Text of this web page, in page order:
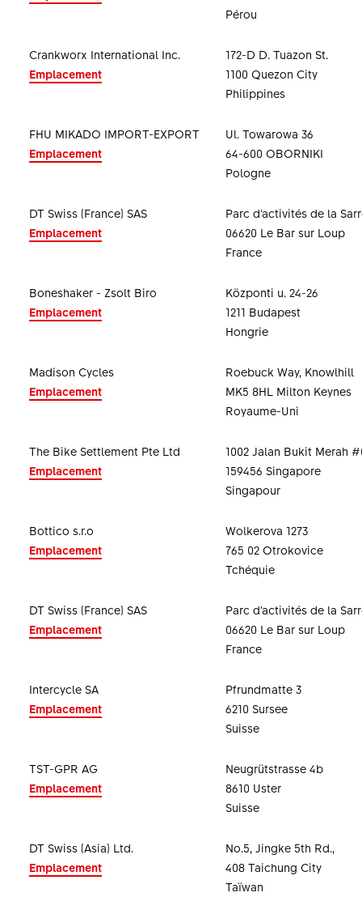
Pérou
Crankworx International Inc.
Emplacement
172-D D. Tuazon St.
1100 Quezon City
Philippines
FHU MIKADO IMPORT-EXPORT
Emplacement
Ul. Towarowa 36
64-600 OBORNIKI
Pologne
DT Swiss (France) SAS
Emplacement
Parc d'activités de la
06620 Le Bar sur Loup
France
Boneshaker - Zsolt Biro
Emplacement
Központi u. 24-26
1211 Budapest
Hongrie
Madison Cycles
Emplacement
Roebuck Way, Knowlhill
MK5 8HL Milton Keynes
Royaume-Uni
The Bike Settlement Pte Ltd
Emplacement
1002 Jalan Bukit Merah
159456 Singapore
Singapour
Bottico s.r.o
Emplacement
Wolkerova 1273
765 02 Otrokovice
Tchéquie
DT Swiss (France) SAS
Emplacement
Parc d'activités de la
06620 Le Bar sur Loup
France
Intercycle SA
Emplacement
Pfrundmatte 3
6210 Sursee
Suisse
TST-GPR AG
Emplacement
Neugrütstrasse 4b
8610 Uster
Suisse
DT Swiss (Asia) Ltd.
Emplacement
No.5, Jingke 5th Rd.,
408 Taichung City
Taïwan